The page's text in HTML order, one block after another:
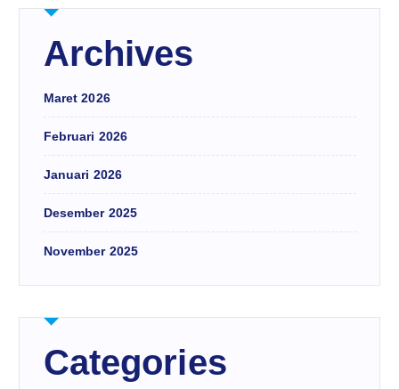
Archives
Maret 2026
Februari 2026
Januari 2026
Desember 2025
November 2025
Categories